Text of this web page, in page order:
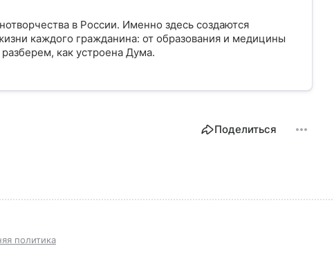
в России. Именно здесь создаются
каждого гражданина: от образования и медицины
как устроена Дума.
Поделиться
политика